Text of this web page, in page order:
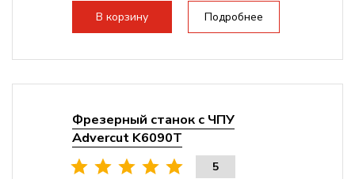
В корзину Подробнее
Фрезерный станок с ЧПУ
Advercut K6090T
5